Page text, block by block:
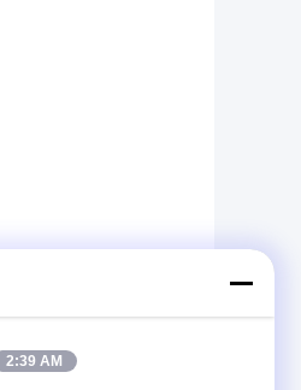
2:39 AM